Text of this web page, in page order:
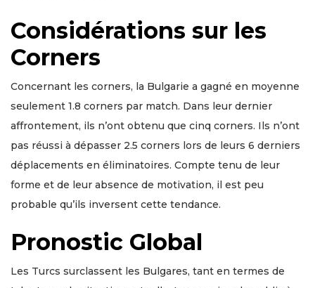
Considérations sur les
Corners
Concernant les corners, la Bulgarie a gagné en moyenne
seulement 1.8 corners par match. Dans leur dernier
affrontement, ils n’ont obtenu que cinq corners. Ils n’ont
pas réussi à dépasser 2.5 corners lors de leurs 6 derniers
déplacements en éliminatoires. Compte tenu de leur
forme et de leur absence de motivation, il est peu
probable qu’ils inversent cette tendance.
Pronostic Global
Les Turcs surclassent les Bulgares, tant en termes de